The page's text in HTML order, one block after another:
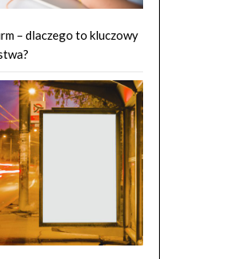
– dlaczego to kluczowy